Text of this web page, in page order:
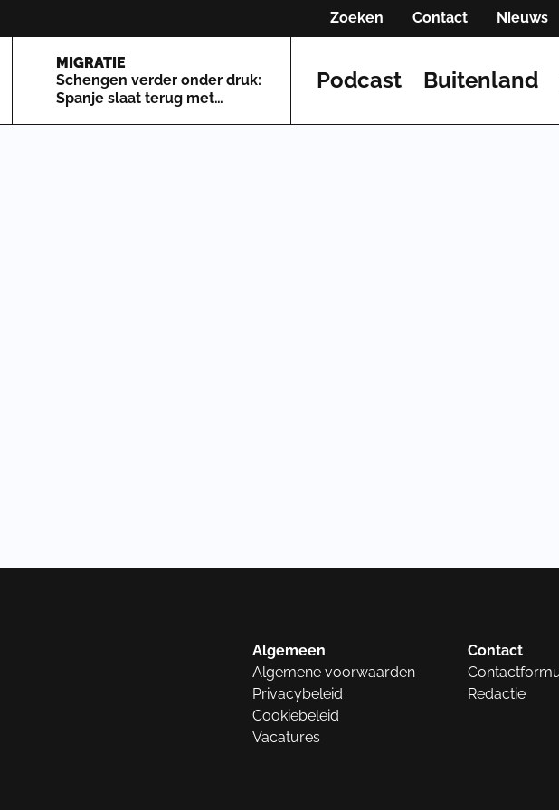
Zoeken Contact Nieuws
MIGRATIE
Schengen verder onder druk:
Spanje slaat terug met
Podcast Buitenland
Algemeen
Algemene voorwaarden
Privacybeleid
Cookiebeleid
Vacatures
Contact
Redactie